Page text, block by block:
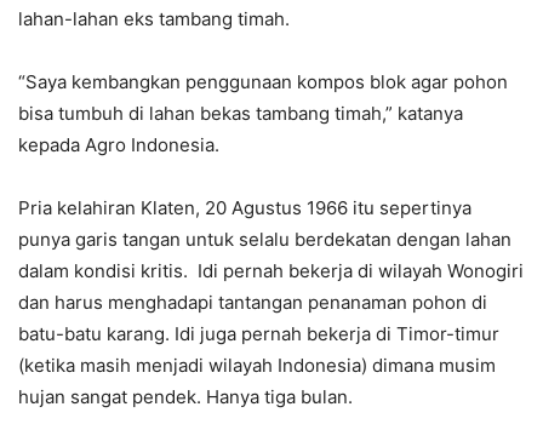
lahan-lahan eks tambang timah.
“Saya kembangkan penggunaan kompos blok agar pohon
bisa tumbuh di lahan bekas tambang timah,” katanya
kepada Agro Indonesia.
Pria kelahiran Klaten, 20 Agustus 1966 itu sepertinya
punya garis tangan untuk selalu berdekatan dengan lahan
dalam kondisi kritis. Idi pernah bekerja di wilayah Wonogiri
dan harus menghadapi tantangan penanaman pohon di
batu-batu karang. Idi juga pernah bekerja di Timor-timur
(ketika masih menjadi wilayah Indonesia) dimana musim
hujan sangat pendek. Hanya tiga bulan.